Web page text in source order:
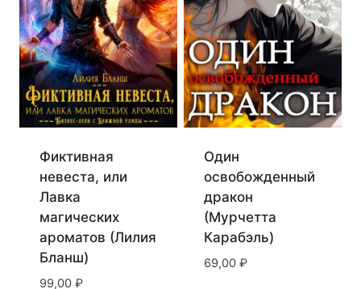
Фиктивная
невеста, или
Лавка
магических
ароматов (Лилия
Бланш)
99,00 ₽
Один
освобожденный
дракон
(Мурчетта
Карабэль)
69,00 ₽